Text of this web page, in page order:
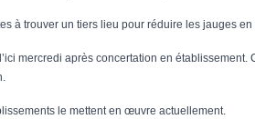
à trouver un tiers lieu pour réduire les jauges
mercredi après concertation en établissement.
le mettent en œuvre actuellement.